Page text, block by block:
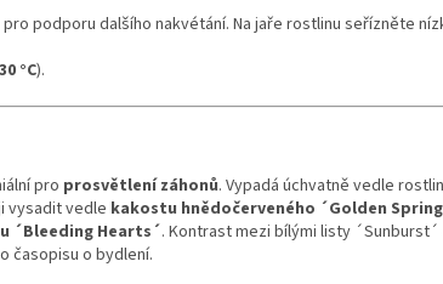
podporu dalšího nakvétání. Na jaře rostlinu seřízněte
°C).
pro prosvětlení záhonů. Vypadá úchvatně vedle
vysadit vedle kakostu hnědočerveného ´Golden
´Bleeding Hearts´. Kontrast mezi bílými listy
časopisu o bydlení.